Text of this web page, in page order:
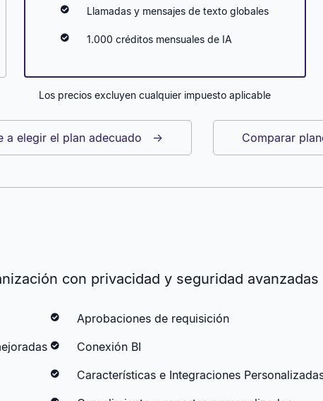
Llamadas y mensajes de texto globales
1.000 créditos mensuales de IA
Los precios excluyen cualquier impuesto aplicable
a elegir el plan adecuado → Comparar
con privacidad y seguridad avanzadas
Aprobaciones de requisición
Conexión BI
Características e Integraciones